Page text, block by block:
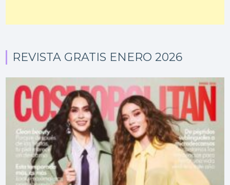
REVISTA GRATIS ENERO 2026